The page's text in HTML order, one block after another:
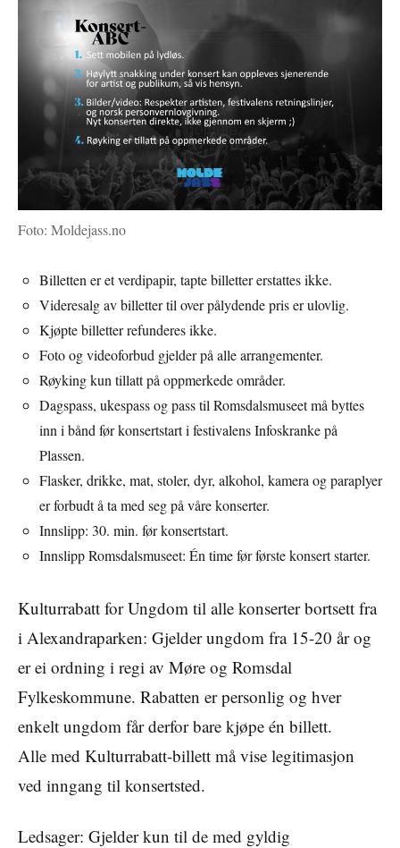
Foto: Moldejass.no
Billetten er et verdipapir, tapte billetter erstattes ikke.
Videresalg av billetter til over pålydende pris er ulovlig.
Kjøpte billetter refunderes ikke.
Foto og videoforbud gjelder på alle arrangementer.
Røyking kun tillatt på oppmerkede områder.
Dagspass, ukespass og pass til Romsdalsmuseet må byttes
inn i bånd før konsertstart i festivalens Infoskranke på
Plassen.
Flasker, drikke, mat, stoler, dyr, alkohol, kamera og paraplyer
er forbudt å ta med seg på våre konserter.
Innslipp: 30. min. før konsertstart.
Innslipp Romsdalsmuseet: Én time før første konsert starter.
Kulturrabatt for Ungdom til alle konserter bortsett fra
i Alexandraparken: Gjelder ungdom fra 15-20 år og
er ei ordning i regi av Møre og Romsdal
Fylkeskommune. Rabatten er personlig og hver
enkelt ungdom får derfor bare kjøpe én billett.
Alle med Kulturrabatt-billett må vise legitimasjon
ved inngang til konsertsted.
Ledsager: Gjelder kun til de med gyldig